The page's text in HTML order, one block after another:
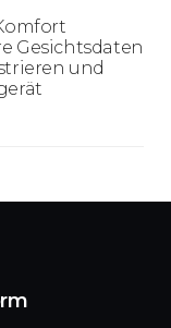
Gesichtsdaten
und